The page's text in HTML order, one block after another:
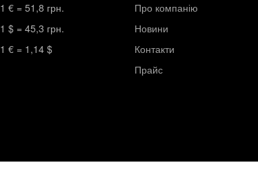
1 € = 51,8 грн.
1 $ = 45,3 грн.
1 € = 1,14 $
Про компанію
Новини
Контакти
Прайс